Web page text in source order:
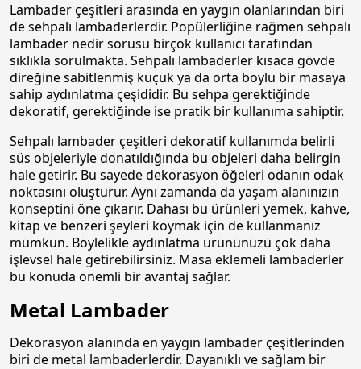
Lambader çeşitleri arasında en yaygın olanlarından biri
de sehpalı lambaderlerdir. Popülerliğine rağmen sehpalı
lambader nedir sorusu birçok kullanıcı tarafından
sıklıkla sorulmakta. Sehpalı lambaderler kısaca gövde
direğine sabitlenmiş küçük ya da orta boylu bir masaya
sahip aydınlatma çeşididir. Bu sehpa gerektiğinde
dekoratif, gerektiğinde ise pratik bir kullanıma sahiptir.
Sehpalı lambader çeşitleri dekoratif kullanımda belirli
süs objeleriyle donatıldığında bu objeleri daha belirgin
hale getirir. Bu sayede dekorasyon öğeleri odanın odak
noktasını oluşturur. Aynı zamanda da yaşam alanınızın
konseptini öne çıkarır. Dahası bu ürünleri yemek, kahve,
kitap ve benzeri şeyleri koymak için de kullanmanız
mümkün. Böylelikle aydınlatma ürününüzü çok daha
işlevsel hale getirebilirsiniz. Masa eklemeli lambaderler
bu konuda önemli bir avantaj sağlar.
Metal Lambader
Dekorasyon alanında en yaygın lambader çeşitlerinden
biri de metal lambaderlerdir. Dayanıklı ve sağlam bir